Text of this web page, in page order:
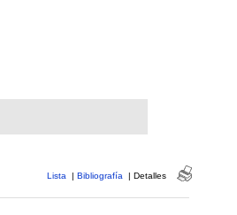
Lista | Bibliografía | Detalles